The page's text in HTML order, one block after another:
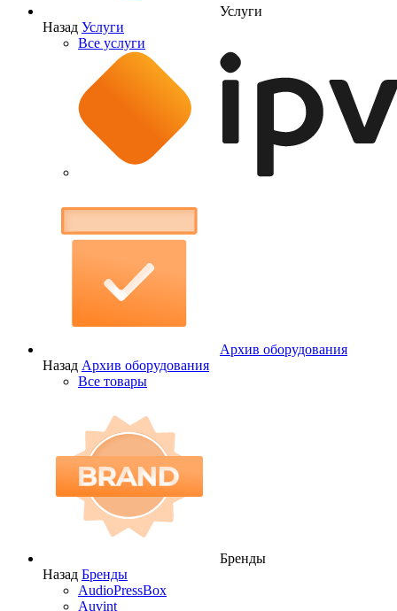
Услуги
Назад Услуги
Все услуги
Архив оборудования
Назад Архив оборудования
Все товары
Бренды
Назад Бренды
AudioPressBox
Auvint